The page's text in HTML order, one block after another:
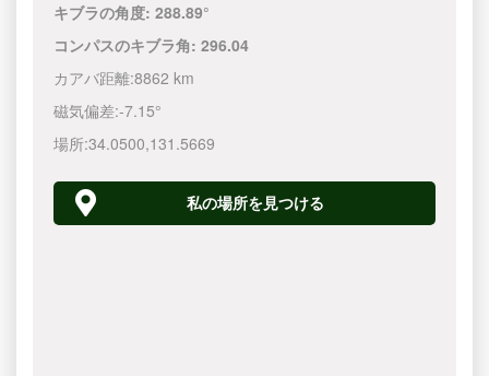
キブラの角度:288.89°
コンパスのキブラ角:296.04
カアバ距離:8862 km
磁気偏差:-7.15°
場所:34.0500,131.5670
私の場所を見つける